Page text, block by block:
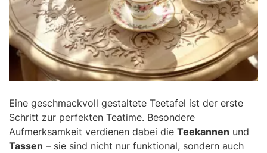
Eine geschmackvoll gestaltete Teetafel ist der erste
Schritt zur perfekten Teatime. Besondere
Aufmerksamkeit verdienen dabei die Teekannen und
Tassen – sie sind nicht nur funktional, sondern auch